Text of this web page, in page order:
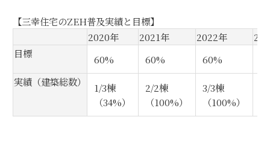
【三幸住宅のZEH普及実績と目標】
2020年
2021年 2022年
目標
60% 60% 60%
実績（建築総数）
1/3棟
（34%）
2/2棟
（100%）
3/3棟
（100%）